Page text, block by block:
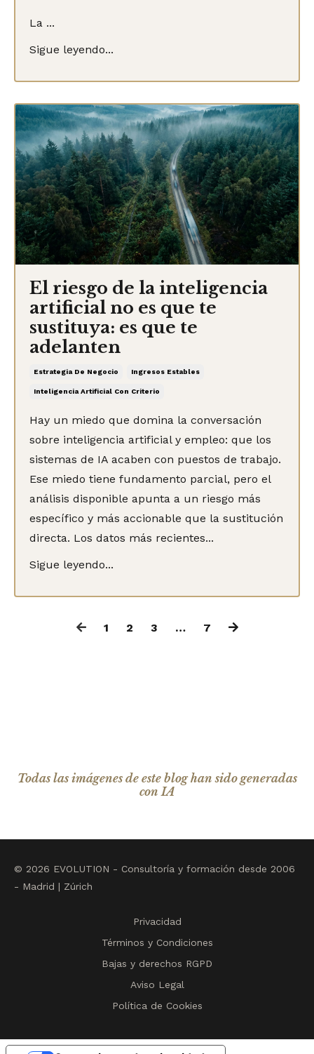
La ...
Sigue leyendo...
El riesgo de la inteligencia
artificial no es que te
sustituya: es que te
adelanten
Estrategia De Negocio Ingresos Estables
Inteligencia Artificial Con Criterio
Hay un miedo que domina la conversación
sobre inteligencia artificial y empleo: que los
sistemas de IA acaben con puestos de trabajo.
Ese miedo tiene fundamento parcial, pero el
análisis disponible apunta a un riesgo más
específico y más accionable que la sustitución
directa. Los datos más recientes...
Sigue leyendo...
1 2 3 … 7
Todas las imágenes de este blog han sido generadas
con IA
© 2026 EVOLUTION - Consultoría y formación desde 2006
- Madrid | Zúrich
Privacidad
Términos y Condiciones
Bajas y derechos RGPD
Aviso Legal
Política de Cookies